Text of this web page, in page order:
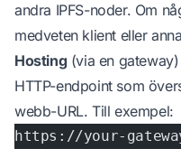
andra IPFS-noder. Om
medveten klient eller
Hosting (via en
HTTP-endpoint som
webb-URL. Till exempel:
https://your-